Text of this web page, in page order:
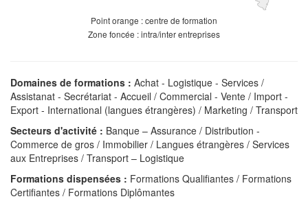
Point orange : centre de formation
Zone foncée : intra/inter entreprises
Domaines de formations : Achat - Logistique - Services /
Assistanat - Secrétariat - Accueil / Commercial - Vente / Import -
Export - International (langues étrangères) / Marketing / Transport
Secteurs d'activité : Banque – Assurance / Distribution -
Commerce de gros / Immobilier / Langues étrangères / Services
aux Entreprises / Transport – Logistique
Formations dispensées : Formations Qualifiantes / Formations
Certifiantes / Formations Diplômantes